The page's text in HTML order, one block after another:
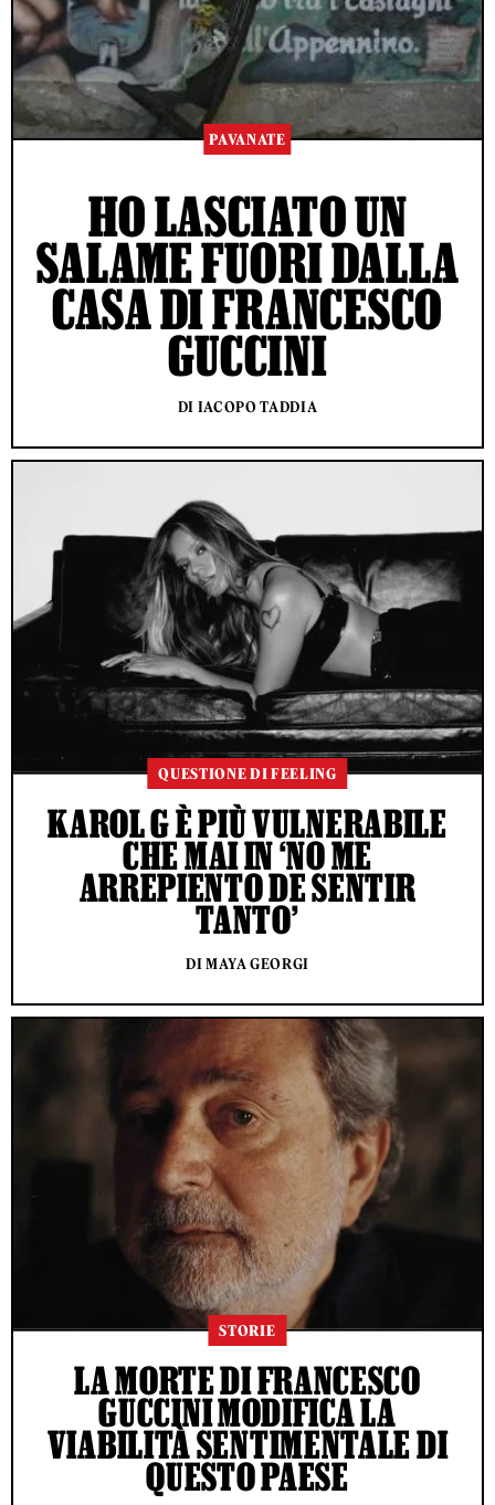
PAVANATE
HO LASCIATO UN
SALAME FUORI DALLA
CASA DI FRANCESCO
GUCCINI
DI IACOPO TADDIA
QUESTIONE DI FEELING
KAROL G È PIÙ VULNERABILE
CHE MAI IN ‘NO ME
ARREPIENTO DE SENTIR
TANTO’
DI MAYA GEORGI
STORIE
LA MORTE DI FRANCESCO
GUCCINI MODIFICA LA
VIABILITÀ SENTIMENTALE DI
QUESTO PAESE